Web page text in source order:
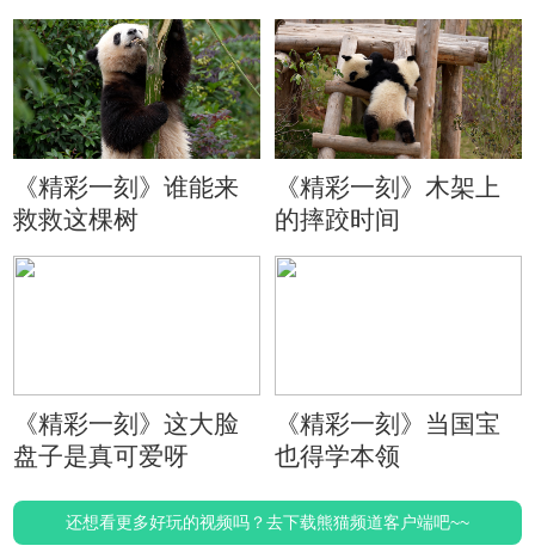
分心
《精彩一刻》谁能来
救救这棵树
《精彩一刻》木架上
的摔跤时间
《精彩一刻》这大脸
盘子是真可爱呀
《精彩一刻》当国宝
也得学本领
还想看更多好玩的视频吗？去下载熊猫频道客户端吧~~